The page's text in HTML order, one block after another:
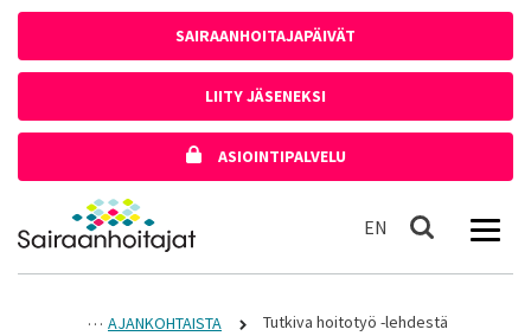
SAIRAANHOITAJAPÄIVÄT
LIITY JÄSENEKSI
ASIOINTIPALVELU
Etusivulle
EN In English
Haku
AJANKOHTAISTA Tutkiva hoitotyö -lehdestä